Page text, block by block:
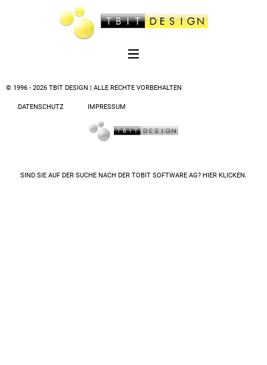
© 1996 - 2026 TBIT DESIGN | ALLE RECHTE VORBEHALTEN
DATENSCHUTZ IMPRESSUM
SIND SIE AUF DER SUCHE NACH DER TOBIT SOFTWARE AG? HIER KLICKEN.